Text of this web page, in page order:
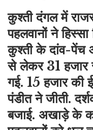
कुश्ती दंगल में
पहलवानों ने
कुश्ती के दांव-
से लेकर 31 हजार
गई. 15 हजार की
पंडीत ने जीती.
बजाई. अखाड़े के कई